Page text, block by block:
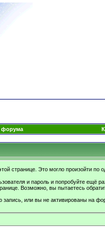
форума
странице. Это могло произойти по
и пароль и попробуйте ещё
Возможно, вы пытаетесь
или вы не активированы на